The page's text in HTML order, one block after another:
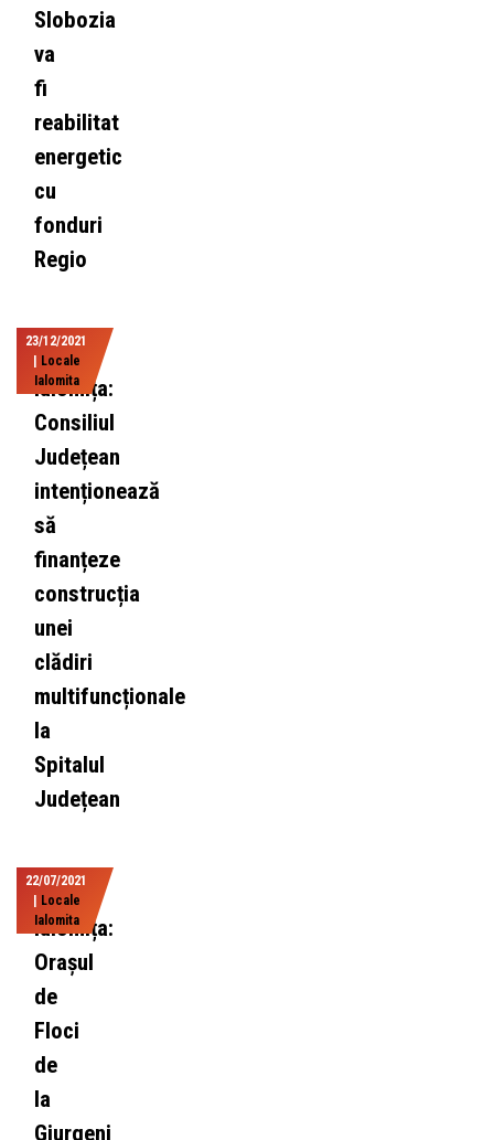
Slobozia
va
fi
reabilitat
energetic
cu
fonduri
Regio
23/12/2021
Locale
Ialomita
Ialomița:
Consiliul
Județean
intenționează
să
finanțeze
construcția
unei
clădiri
multifuncționale
la
Spitalul
Județean
22/07/2021
Locale
Ialomita
Ialomița:
Orașul
de
Floci
de
la
Giurgeni